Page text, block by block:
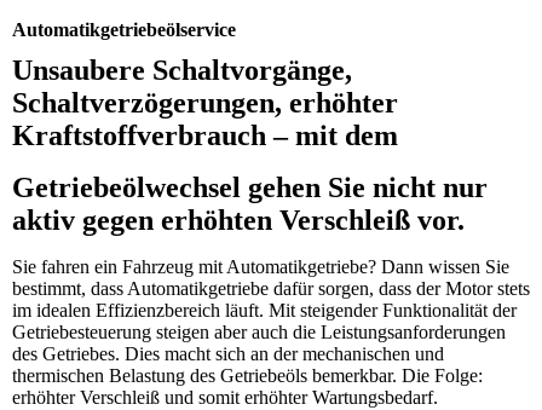
Auto­ma­tik­ge­trie­be­öl­ser­vice
Unsaubere Schaltvorgänge,
Schaltverzögerungen, erhöhter
Kraftstoffverbrauch – mit dem
Getriebeölwechsel gehen Sie nicht nur
aktiv gegen erhöhten Verschleiß vor.
Sie fahren ein Fahrzeug mit Automatikgetriebe? Dann wissen Sie
bestimmt, dass Automatikgetriebe dafür sorgen, dass der Motor stets
im idealen Effizienzbereich läuft. Mit steigender Funktionalität der
Getriebesteuerung steigen aber auch die Leistungsanforderungen
des Getriebes. Dies macht sich an der mechanischen und
thermischen Belastung des Getriebeöls bemerkbar. Die Folge:
erhöhter Verschleiß und somit erhöhter Wartungsbedarf.